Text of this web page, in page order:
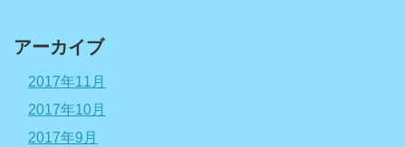
アーカイブ
2017年11月
2017年10月
2017年9月